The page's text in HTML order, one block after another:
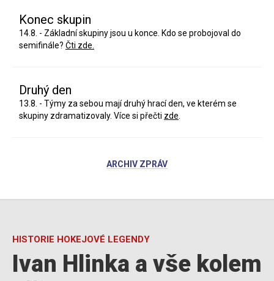
Konec skupin
14.8. - Základní skupiny jsou u konce. Kdo se probojoval do
semifinále? Čti zde.
Druhý den
13.8. - Týmy za sebou mají druhý hrací den, ve kterém se
skupiny zdramatizovaly. Více si přečti zde
ARCHIV ZPRÁV
HISTORIE HOKEJOVÉ LEGENDY
Ivan Hlinka a vše kolem